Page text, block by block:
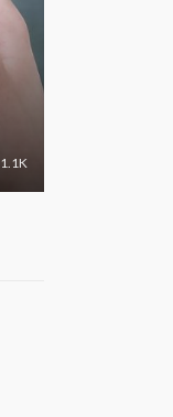
1.1K